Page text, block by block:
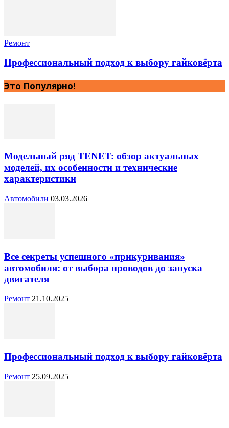
Ремонт
Профессиональный подход к выбору гайковёрта
Это Популярно!
Модельный ряд TENET: обзор актуальных
моделей, их особенности и технические
характеристики
Автомобили 03.03.2026
Все секреты успешного «прикуривания»
автомобиля: от выбора проводов до запуска
двигателя
Ремонт 21.10.2025
Профессиональный подход к выбору гайковёрта
Ремонт 25.09.2025